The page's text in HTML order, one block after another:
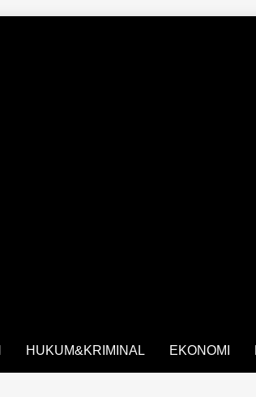
HUKUM&KRIMINAL EKONOMI